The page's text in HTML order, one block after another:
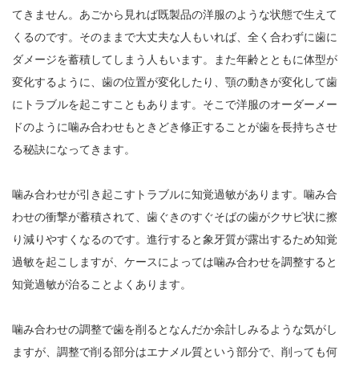
てきません。あごから見れば既製品の洋服のような状態で生えて
くるのです。そのままで大丈夫な人もいれば、全く合わずに歯に
ダメージを蓄積してしまう人もいます。また年齢とともに体型が
変化するように、歯の位置が変化したり、顎の動きが変化して歯
にトラブルを起こすこともあります。そこで洋服のオーダーメー
ドのように噛み合わせもときどき修正することが歯を長持ちさせ
る秘訣になってきます。
噛み合わせが引き起こすトラブルに知覚過敏があります。噛み合
わせの衝撃が蓄積されて、歯ぐきのすぐそばの歯がクサビ状に擦
り減りやすくなるのです。進行すると象牙質が露出するため知覚
過敏を起こしますが、ケースによっては噛み合わせを調整すると
知覚過敏が治ることよくあります。
噛み合わせの調整で歯を削るとなんだか余計しみるような気がし
ますが、調整で削る部分はエナメル質という部分で、削っても何